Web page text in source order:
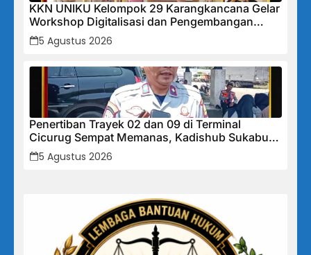
KKN UNIKU Kelompok 29 Karangkancana Gelar
Workshop Digitalisasi dan Pengembangan
UMKM
5 Agustus 2026
Penertiban Trayek 02 dan 09 di Terminal
Cicurug Sempat Memanas, Kadishub Sukabumi
“Izin Trayek Ada Di Provinsi, Kami Tidak Bisa
Memutuskan”
5 Agustus 2026